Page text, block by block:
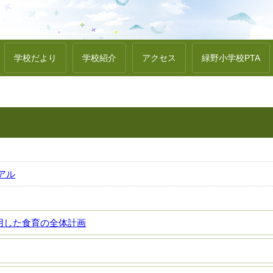
学校だより 学校紹介 アクセス 緑野小学校PTA
ル
した食育の全体計画